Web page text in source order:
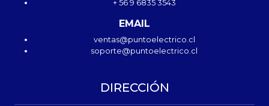
+ 56 9 6835 3543
EMAIL
ventas@puntoelectrico.cl
soporte@puntoelectrico.cl
DIRECCIÓN